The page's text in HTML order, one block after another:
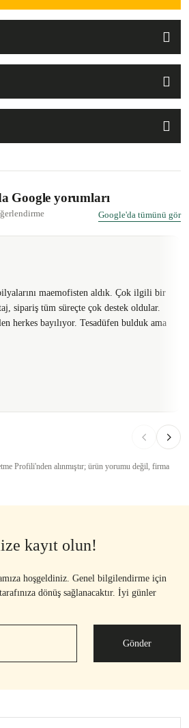
Google yorumları
Google'da tümünü gör
maemofisten aldık. Çok ilgili bir
sipariş tüm süreçte çok destek oldular.
herkes bayılıyor. Tesadüfen bulduk ama
Profili'nden alınmıştır; ürün yorumu değil, firma
kayıt olun!
hoşgeldiniz. Genel bilgilendirme için
dönüş sağlanacaktır. İyi günler
Gönder